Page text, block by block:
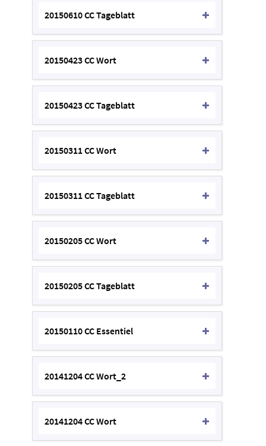
20150610 CC Tageblatt
20150423 CC Wort
20150423 CC Tageblatt
20150311 CC Wort
20150311 CC Tageblatt
20150205 CC Wort
20150205 CC Tageblatt
20150110 CC Essentiel
20141204 CC Wort_2
20141204 CC Wort